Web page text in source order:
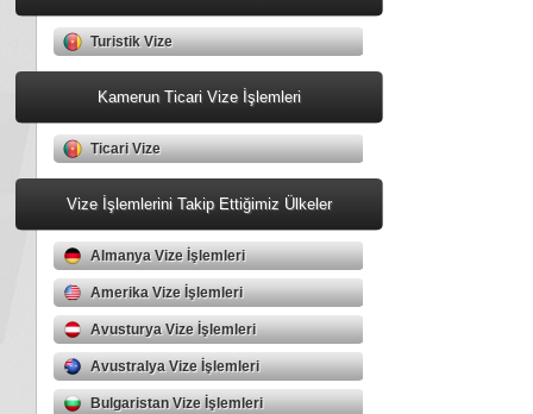
Turistik Vize
Kamerun Ticari Vize İşlemleri
Ticari Vize
Vize İşlemlerini Takip Ettiğimiz Ülkeler
Almanya Vize İşlemleri
Amerika Vize İşlemleri
Avusturya Vize İşlemleri
Avustralya Vize İşlemleri
Bulgaristan Vize İşlemleri